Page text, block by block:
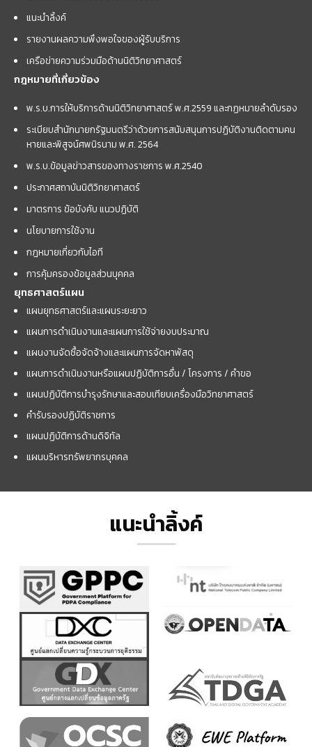
แนะนำลิ้งค์
รายงานผลความพึงพอใจของผู้รับบริการ
เครือข่ายความร่วมมือด้านนิติวิทยาศาสตร์
กฎหมายที่เกี่ยวข้อง
พ.ร.บ.การให้บริการด้านนิติวิทยาศาสตร์ พ.ศ.2559 และกฏหมายลำดับรอง
ระเบียบสำนักนายกรัฐมนตรีว่าด้วยการสนับสนุนการปฏิบัติงานติดตามคน
หายและพิสูจน์ศพนิรนาม พ.ศ. 2564
พ.ร.บ.ข้อมูลข่าวสารของทางราชการ พ.ศ.2540
ประกาศสถาบันนิติวิทยาศาสตร์
มาตรการ ข้อบังคับ แนวปฏิบัติ
นโยบายการใช้งาน
กฎหมายเกี่ยวกับไอที
การคุ้มครองข้อมูลส่วนบุคคล
ยุทธศาสตร์แผน
แผนยุทธศาสตร์และแผนระยะยาว
แผนการดำเนินงานและแผนการใช้จ่ายงบประมาณ
แผนงานจัดซื้อจัดจ้างและแผนการจัดหาพัสดุ
แผนการดำเนินงานหรือแผนปฏิบัติการอื่น / โครงการ / คำขอ
แผนปฏิบัติการบำรุงรักษาและสอบเทียบเครื่องมือวิทยาศาสตร์
คำรับรองปฏิบัติราชการ
แผนปฏิบัติการด้านดิจิทัล
แผนบริหารทรัพยากรบุคคล
แนะนำลิ้งค์